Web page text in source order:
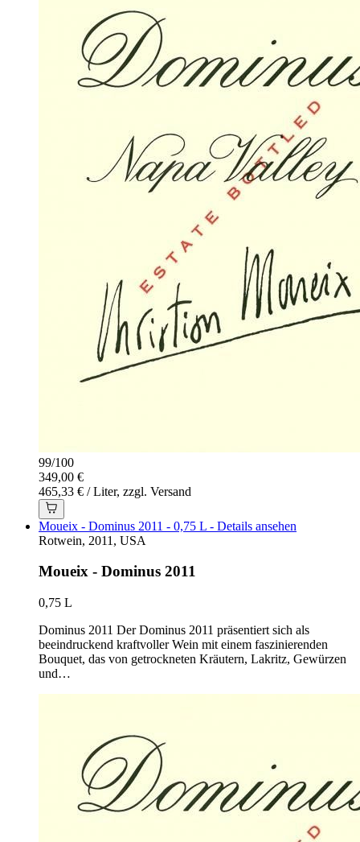
99/100
349,00 €
465,33 € / Liter, zzgl. Versand
Moueix - Dominus 2011 - 0,75 L - Details ansehen
Rotwein, 2011, USA
Moueix - Dominus 2011
0,75 L
Dominus 2011 Der Dominus 2011 präsentiert sich als
beeindruckend kraftvoller Wein mit einem faszinierenden
Bouquet, das von getrockneten Kräutern, Lakritz, Gewürzen
und…